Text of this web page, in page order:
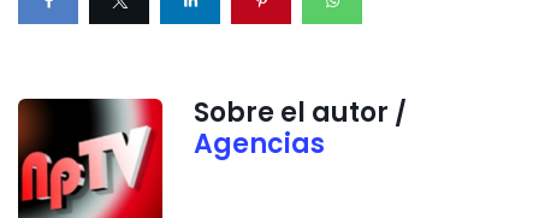
Sobre el autor /
Agencias